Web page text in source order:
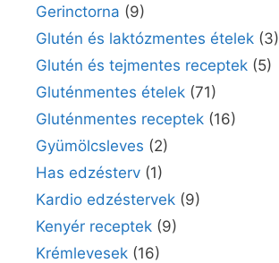
Gerinctorna (9)
Glutén és laktózmentes ételek (3)
Glutén és tejmentes receptek (5)
Gluténmentes ételek (71)
Gluténmentes receptek (16)
Gyümölcsleves (2)
Has edzésterv (1)
Kardio edzéstervek (9)
Kenyér receptek (9)
Krémlevesek (16)